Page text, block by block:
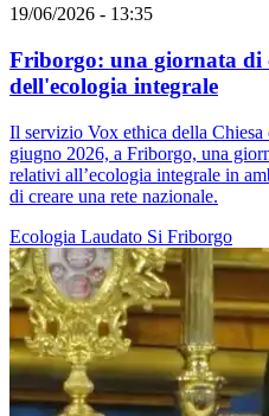
19/06/2026 - 13:35
Friborgo: una giornata di
dell'ecologia integrale
Il servizio Vox ethica della
giugno 2026, a Friborgo, una
relativi all’ecologia integrale in
di creare una rete nazionale.
Ecologia Laudato Si Friborgo